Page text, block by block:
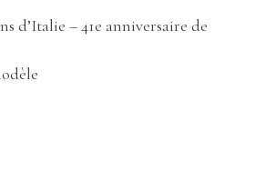
d’Italie – 41e anniversaire de